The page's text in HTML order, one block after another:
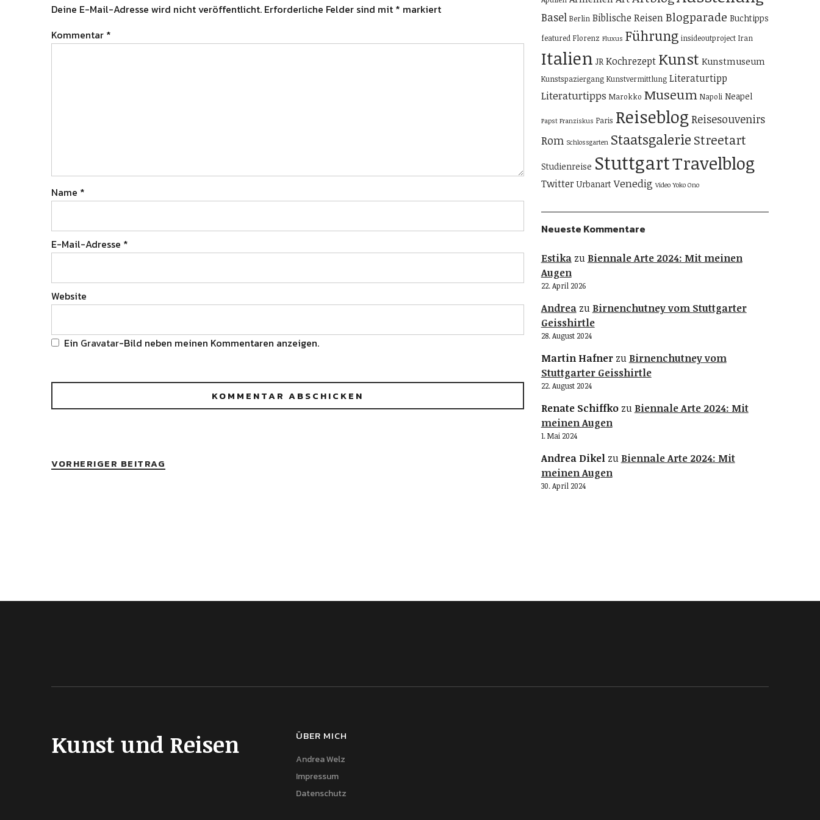
Deine E-Mail-Adresse wird nicht veröffentlicht. Erforderliche Felder sind mit * markiert
Kommentar *
Name *
E-Mail-Adresse *
Website
Ein Gravatar-Bild neben meinen Kommentaren anzeigen.
VORHERIGER BEITRAG
Basel Berlin Biblische ReisenBlogparade Buchtipps
featured Florenz Fluxus Führung insideoutproject Iran
Italien JR Kochrezept Kunst Kunstmuseum
Kunstspaziergang Kunstvermittlung Literaturtipp
Literaturtipps Marokko Museum Napoli Neapel
Papst Franziskus Paris Reiseblog Reisesouvenirs
Rom Schlossgarten Staatsgalerie Streetart
Studienreise StuttgartTravelblog
Twitter Urbanart Venedig Video Yoko Ono
Neueste Kommentare
Estikazu Biennale Arte 2024: Mit meinen
Augen
22. April 2026
Andreazu Birnenchutney vom Stuttgarter
Geisshirtle
28. August 2024
Martin Hafnerzu Birnenchutney vom
Stuttgarter Geisshirtle
22. August 2024
Renate Schiffkozu Biennale Arte 2024: Mit
meinen Augen
1. Mai 2024
Andrea Dikelzu Biennale Arte 2024: Mit
meinen Augen
30. April 2024
Kunst und Reisen ÜBER MICH
Andrea Welz
Impressum
Datenschutz